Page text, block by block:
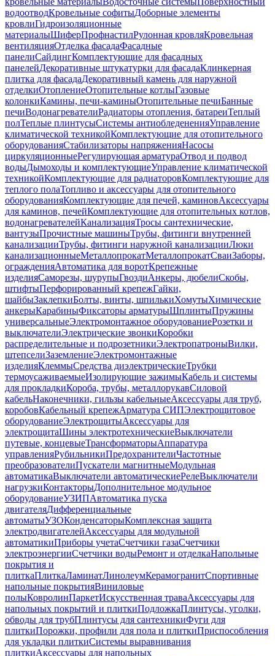
водоотводКровельные софитыДоборные элементы
кровлиГидроизоляционные
материалыШиферПрофнастилРулонная кровляКровельная
вентиляцияОтделка фасадаФасадные
панелиСайдингКомплектующие для фасадных
панелейДекоративные штукатурки для фасадаКлинкерная
плитка для фасадаДекоративный камень для наружной
отделкиОтоплениеОтопительные котлыГазовые
колонкиКамины, печи-каминыОтопительные печиБанные
печиВодонагревателиРадиаторы отопления, батареиТеплый
полТеплые плинтусыСистемы антиобледененияУправление
климатической техникойКомплектующие для отопительного
оборудованияСтабилизаторы напряженияНасосы
циркуляционныеРегулирующая арматураОтвод и подвод
водыДымоходы и комплектующиеУправление климатической
техникойКомплектующие для радиаторовКомплектующие для
теплого полаТопливо и аксессуары для отопительного
оборудованияКомплектующие для печей, каминовАксессуары
для каминов, печейКомплектующие для отопительных котлов,
водонагревателейКанализацияТросы сантехнические,
вантузыПрочистные машиныТрубы, фитинги внутренней
канализацииТрубы, фитинги наружной канализацииЛюки
канализационныеМеталлопрокатМеталлопрокатСваиЗаборы,
огражденияАвтоматика для воротКрепежные
изделияСаморезы, шурупыГвоздиАнкеры, дюбелиСкобы,
штифтыПерфорированный крепежГайки,
шайбыЗаклепкиБолты, винты, шпилькиХомутыХимические
анкерыКарабиныФиксаторы арматурыШплинтыПружины
универсальныеЭлектромонтажное оборудованиеРозетки и
выключателиЭлектрические звонкиКоробки
распределительные и подрозетникиЭлектропатроныВилки,
штепселиЗаземлениеЭлектромонтажные
изделияКлеммыСредства диэлектрическиеТрубки
термоусаживаемыеИзолирующие зажимыКабель и системы
для прокладкиКороба, трубы, металлорукавСиловой
кабельНаконечники, гильзы кабельныеАксессуары для труб,
коробовКабельный крепежАрматура СИПЭлектрощитовое
оборудованиеЭлектрощитыАксессуары для
электрощитаШины электротехническиеВыключатели
путевые, концевыеТрансформаторыАппаратура
управленияРубильникиПредохранителиЧастотные
преобразователиПускатели магнитныеМодульная
автоматикаВыключатели автоматическиеРелеВыключатели
нагрузкиКонтакторыДополнительное модульное
оборудованиеУЗИПАвтоматика пуска
двигателяДифференциальные
автоматыУЗОКонденсаторыКомплексная защита
электродвигателейАксессуары для модульной
автоматикиПриборы учетаСчетчики газаСчетчики
электроэнергииСчетчики водыРемонт и отделкаНапольные
покрытия и
плиткаПлиткаЛаминатЛинолеумКерамогранитСпортивные
напольные покрытияВиниловые
полыКовролинПаркетИскусственная траваАксессуары для
напольных покрытий и плиткиПодложкаПлинтусы, уголки,
обводы для трубПлинтусы для сантехникиФуги для
плиткиПорожки, профили для пола и плиткиПриспособления
для укладки плиткиСистемы выравнивания
плиткиАксессуары для напольных